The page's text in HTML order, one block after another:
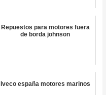
Repuestos para motores fuera
de borda johnson
Iveco españa motores marinos